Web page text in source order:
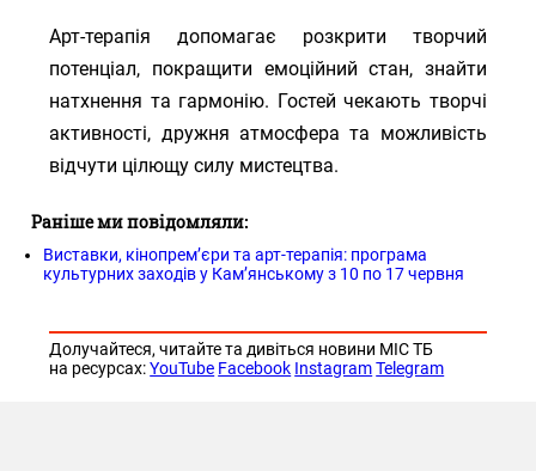
Арт-терапія допомагає розкрити творчий
потенціал, покращити емоційний стан, знайти
натхнення та гармонію. Гостей чекають творчі
активності, дружня атмосфера та можливість
відчути цілющу силу мистецтва.
Раніше ми повідомляли:
Виставки, кінопрем’єри та арт-терапія: програма
культурних заходів у Кам’янському з 10 по 17 червня
Долучайтеся, читайте та дивіться новини МІС ТБ
на ресурсах:YouTube Facebook Instagram Telegram